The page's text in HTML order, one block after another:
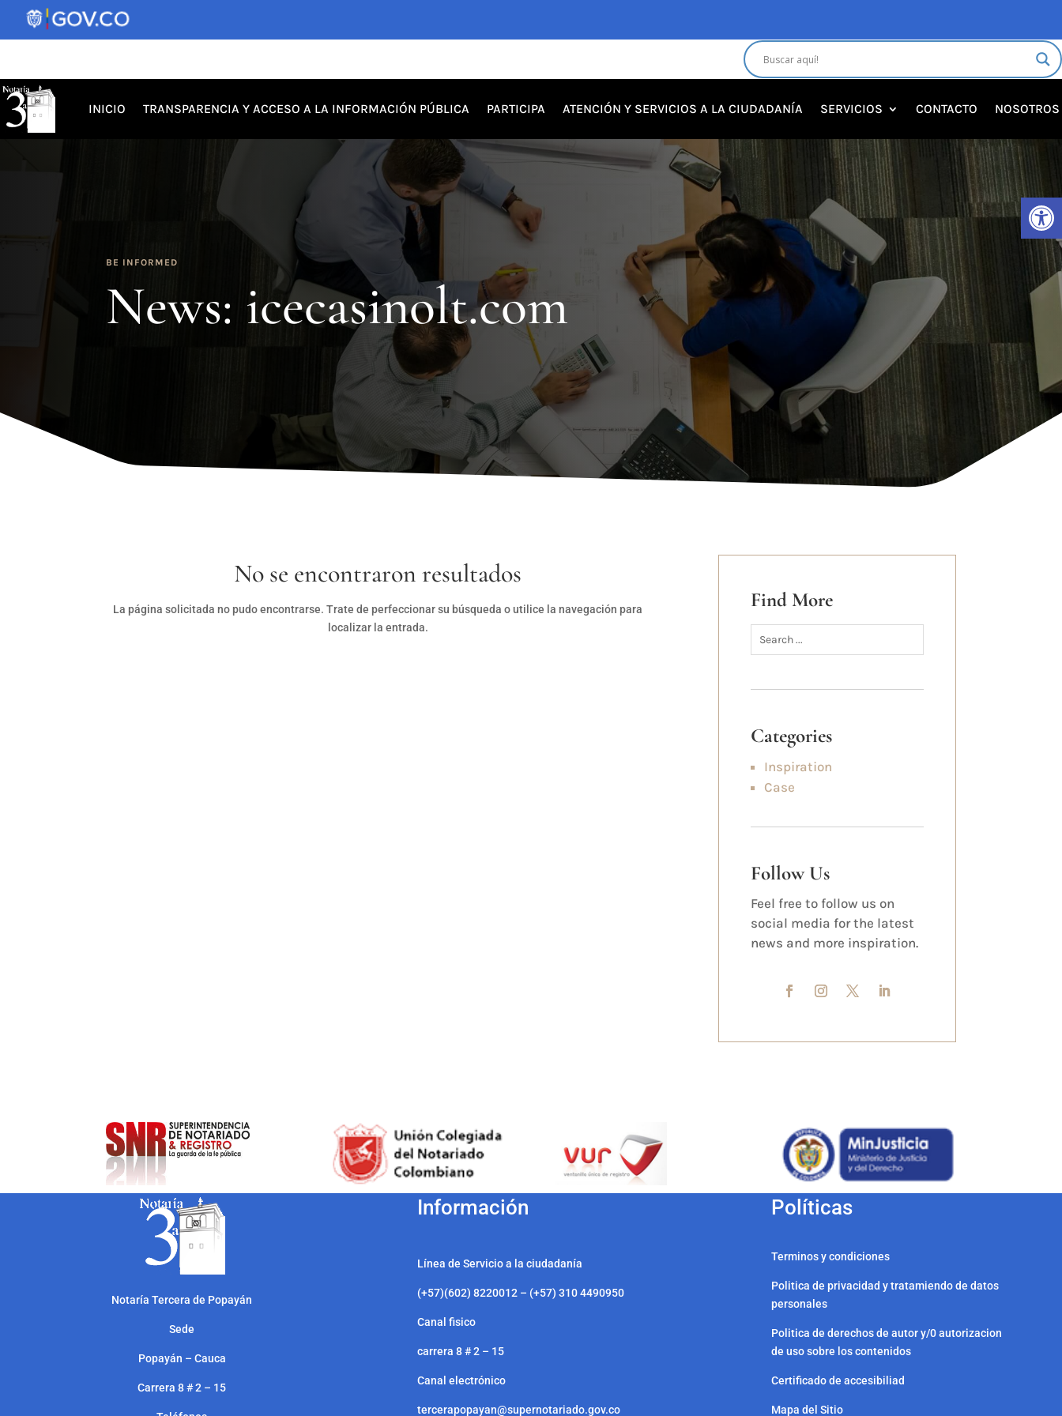
Abrir
INICIO TRANSPARENCIA Y ACCESO A LA INFORMACIÓN PÚBLICA PARTICIPA ATENCIÓN Y SERVICIOS A LA CIUDADANÍA SERVICIOS CONTACTO NOSOTROS
BE INFORMED
News: icecasinolt.com
No se encontraron resultados
La página solicitada no pudo encontrarse. Trate de perfeccionar su búsqueda o utilice la navegación para
localizar la entrada.
Find More
Categories
Inspiration
Case
Follow Us
Feel free to follow us on
social media for the latest
news and more inspiration.
Notaría Tercera de Popayán
Sede
Popayán – Cauca
Carrera 8 # 2 – 15
Información
Línea de Servicio a la ciudadanía
(+57)(602) 8220012 – (+57) 310 4490950
Canal fisico
carrera 8 # 2 – 15
Canal electrónico
tercerapopayan@supernotariado.gov.co
Políticas
Terminos y condiciones
Politica de privacidad y tratamiendo de datos
personales
Politica de derechos de autor y/0 autorizacion
de uso sobre los contenidos
Certificado de accesibiliad
Mapa del Sitio